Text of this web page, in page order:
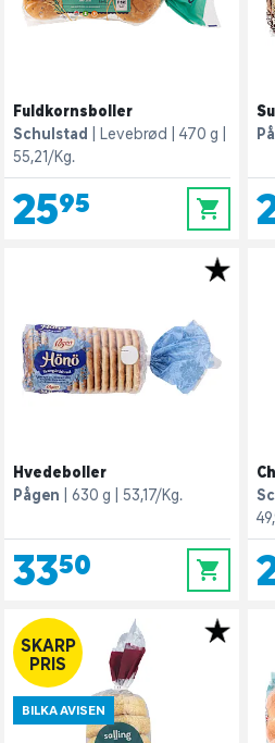
Fuldkornsboller
Schulstad
Levebrød
470 g
55,21/Kg.
25,95 0
Hvedeboller
Pågen
630 g 53,17/Kg.
33,50 0
SKARP
PRIS
BILKA AVISEN